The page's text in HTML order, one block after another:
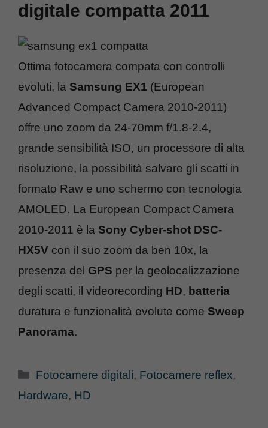
digitale compatta 2011
Ottima fotocamera compata con controlli
evoluti, la Samsung EX1 (European
Advanced Compact Camera 2010-2011)
offre uno zoom da 24-70mm f/1.8-2.4,
grande sensibilità ISO, un processore di alta
risoluzione, la possibilità salvare gli scatti in
formato Raw e uno schermo con tecnologia
AMOLED. La European Compact Camera
2010-2011 è la Sony Cyber-shot DSC-
HX5V con il suo zoom da ben 10x, la
presenza del GPS per la geolocalizzazione
degli scatti, il videorecording HD, batteria
duratura e funzionalità evolute come Sweep
Panorama.
Categorie
Fotocamere digitali, Fotocamere reflex,
Hardware, HD